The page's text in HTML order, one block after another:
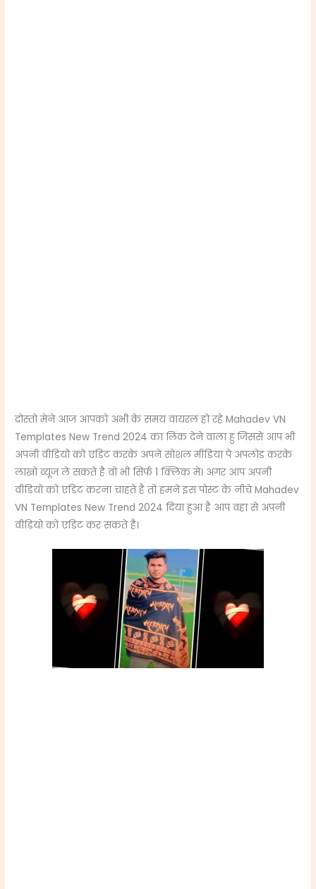
दोस्तो मेने आज आपको अभी के समय वायरल हो रहे Mahadev VN
Templates New Trend 2024 का लिंक देने वाला हु जिससे आप भी
अपनी वीडियो को एडिट करके अपने सोशल मीडिया पे अपलोड करके
लाखो व्यूज ले सकते है वो भी सिर्फ 1 क्लिक में। अगर आप अपनी
वीडियो को एडिट करना चाहते है तो हमने इस पोस्ट के नीचे Mahadev
VN Templates New Trend 2024 दिया हुआ है आप वहा से अपनी
वीडियो को एडिट कर सकते है।